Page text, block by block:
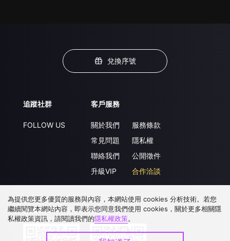
兌換序號
追蹤社群
FOLLOW US
客戶服務
關於我們
常見問題
聯絡我們
升級VIP
服務條款
隱私權
公開徵件
合作洽談
下載 APP
為提供您更多優質的服務與內容，本網站使用 cookies 分析技術。若您
繼續閱覽本網站內容，即表示您同意我們使用 cookies，關於更多相關隱
私權政策資訊，請閱讀我們的隱私權政策。